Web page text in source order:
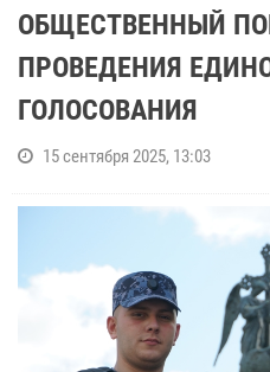
ОБЩЕСТВЕННЫЙ
ПРОВЕДЕНИЯ
ГОЛОСОВАНИЯ
15 сентября 2025, 13:03